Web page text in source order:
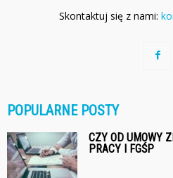
Skontaktuj się z nami:
POPULARNE POSTY
CZY OD UMOWY
PRACY I FGŚP